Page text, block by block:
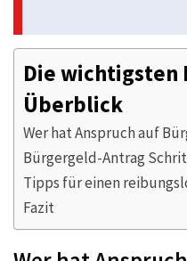
Die wichtigsten
Überblick
Wer hat Anspruch auf
Bürgergeld-Antrag
Tipps für einen
Fazit